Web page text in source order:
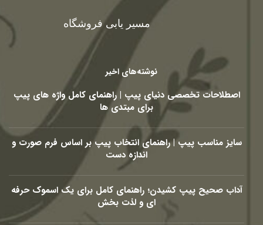
مسیر یابی فروشگاه
نوشته‌های اخیر
اصطلاحات تخصصی دنیای پیپ | راهنمای کامل واژه های پیپ
برای مبتدی ها
سایز مناسب پیپ | راهنمای انتخاب پیپ بر اساس فرم صورت و
اندازه دست
آداب صحیح پیپ کشیدن؛ راهنمای کامل برای یک اسموک حرفه
ای و لذت بخش